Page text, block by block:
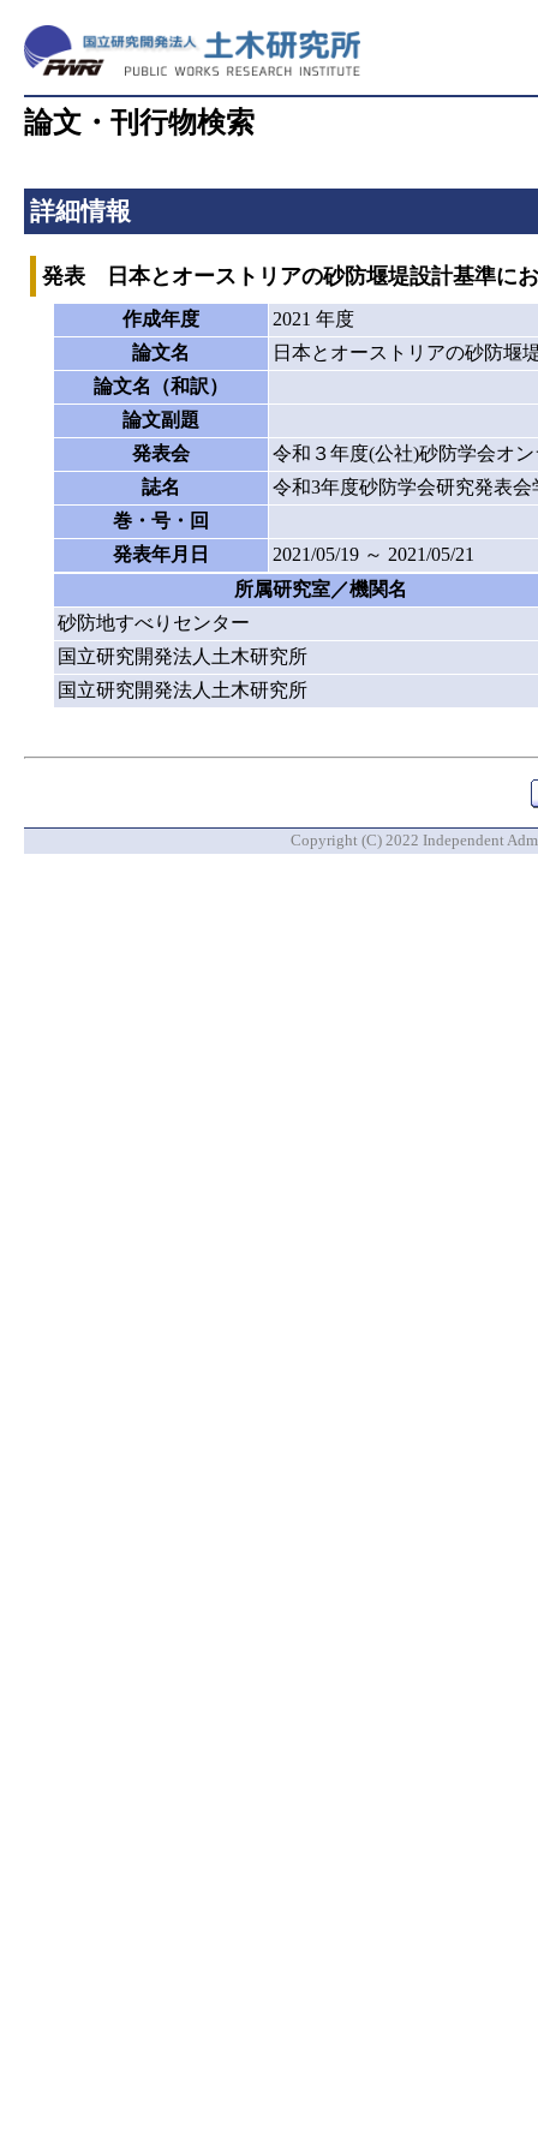
論文・刊行物検索
詳細情報
発表 日本とオーストリアの砂防堰堤設計基準に
作成年度
2021 年度
論文名
日本とオーストリアの砂防堰
論文名（和訳）
論文副題
発表会
令和３年度(公社)砂防学会オ
誌名
令和3年度砂防学会研究発表会
巻・号・回
発表年月日
2021/05/19 ～ 2021/05/21
所属研究室／機関名
砂防地すべりセンター
国立研究開発法人土木研究所
国立研究開発法人土木研究所
Copyright (C) 2022 Independent